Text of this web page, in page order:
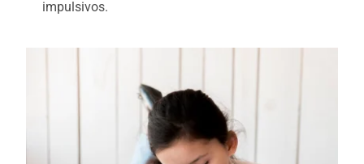
impulsivos.